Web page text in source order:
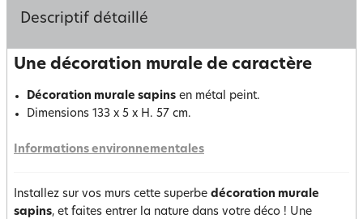
Descriptif détaillé
Une décoration murale de caractère
Décoration murale sapins en métal peint.
Dimensions 133 x 5 x H. 57 cm.
Informations environnementales
Installez sur vos murs cette superbe décoration murale
sapins, et faites entrer la nature dans votre déco ! Une